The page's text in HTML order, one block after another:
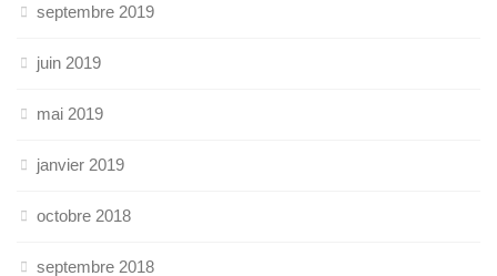
septembre 2019
juin 2019
mai 2019
janvier 2019
octobre 2018
septembre 2018